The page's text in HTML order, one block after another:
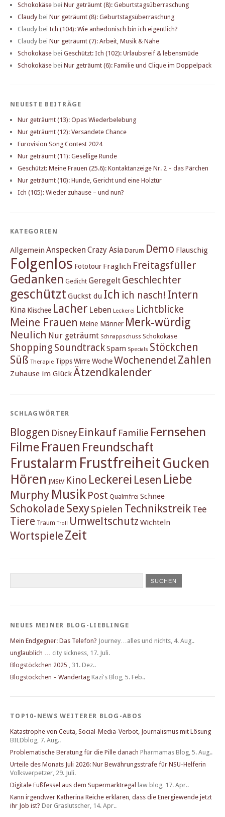
Schokokäse bei Nur geträumt (8): Geburtstagsüberraschung
Claudy bei Nur geträumt (8): Geburtstagsüberraschung
Claudy bei Ich (104): Wie anhedonisch bin ich eigentlich?
Claudy bei Nur geträumt (7): Arbeit, Musik & Nähe
Schokokäse bei Geschützt: Ich (102): Urlaubsreif & lebensmüde
Schokokäse bei Nur geträumt (6): Familie und Clique im Doppelpack
NEUESTE BEITRÄGE
Nur geträumt (13): Opas Wiederbelebung
Nur geträumt (12): Versandete Chance
Eurovision Song Contest 2024
Nur geträumt (11): Gesellige Runde
Geschützt: Meine Frauen (25.6): Kontaktanzeige Nr. 2 – das Pärchen
Nur geträumt (10): Hunde, Gericht und eine Holztür
Ich (105): Wieder zuhause – und nun?
KATEGORIEN
Allgemein Anspecken Crazy Asia Darum Demo Flauschig
Folgenlos Fototour Fraglich Freitagsfüller
Gedanken Gedicht Geregelt Geschlechter
geschützt Guckst du Ich ich nasch! Intern
Kina Klischee Lacher Leben Leckerei Lichtblicke
Meine Frauen Meine Männer Merk-würdig
Neulich Nur geträumt Schnappschuss Schokokäse
Shopping SoundtrackSpam Specials Stöckchen
Süß Therapie TippsWirre WocheWochenende! Zahlen
Zuhause im Glück Ätzendkalender
SCHLAGWÖRTER
Bloggen Disney Einkauf Familie Fernsehen
Filme Frauen Freundschaft
Frustalarm FrustfreiheitGucken
Hören JMStV Kino Leckerei Lesen Liebe
Murphy Musik Post Qualmfrei Schnee
Schokolade SexySpielen Technikstreik Tee
Tiere Traum Troll Umweltschutz Wichteln
Wortspiele Zeit
NEUES MEINER BLOG-LIEBLINGE
Mein Endgegner: Das Telefon? Journey…alles und nichts 4. Aug..
unglaublich …
city sickness 17. Juli.
Blogstöckchen 2025
31. Dez..
Blogstöckchen – Wandertag Kazi's Blog 5. Feb..
TOP10-NEWS WEITERER BLOG-ABOS
Katastrophe von Ceuta, Social-Media-Verbot, Journalismus mit Lösung
BILDblog 7. Aug..
Problematische Beratung für die Pille danach Pharmamas Blog 5. Aug..
Urteile des Monats Juli 2026: Nur Bewährungsstrafe für NSU-Helferin
Volksverpetzer 29. Juli.
Digitale Fußfessel aus dem Supermarktregal
law blog 17. Apr..
Kann irgendwer Katherina Reiche erklären, dass die Energiewende jetzt
ihr Job ist? Der Graslutscher 14. Apr..